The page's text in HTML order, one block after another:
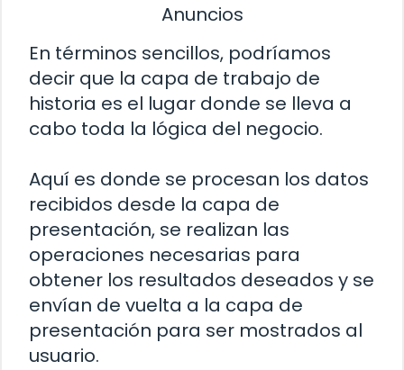
Anuncios
En términos sencillos, podríamos
decir que la capa de trabajo de
historia es el lugar donde se lleva a
cabo toda la lógica del negocio.
Aquí es donde se procesan los datos
recibidos desde la capa de
presentación, se realizan las
operaciones necesarias para
obtener los resultados deseados y se
envían de vuelta a la capa de
presentación para ser mostrados al
usuario.